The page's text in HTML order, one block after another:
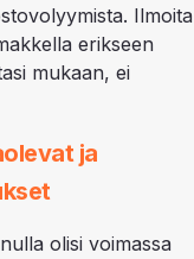
Ilmoita
erikseen
mukaan, ei
ja
olisi voimassa